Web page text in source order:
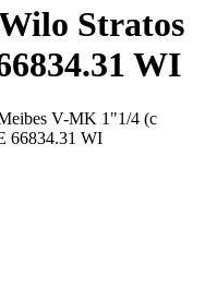
Stratos
WI